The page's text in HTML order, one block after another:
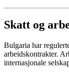
Skatt og
Bulgaria har
arbeidskontrakter.
internasjonale